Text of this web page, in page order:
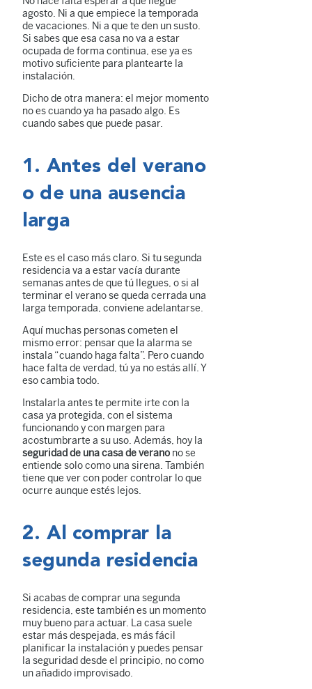
agosto. Ni a que empiece la temporada
de vacaciones. Ni a que te den un susto.
Si sabes que esa casa no va a estar
ocupada de forma continua, ese ya es
motivo suficiente para plantearte la
instalación.
Dicho de otra manera: el mejor momento
no es cuando ya ha pasado algo. Es
cuando sabes que puede pasar.
1. Antes del verano
o de una ausencia
larga
Este es el caso más claro. Si tu segunda
residencia va a estar vacía durante
semanas antes de que tú llegues, o si al
terminar el verano se queda cerrada una
larga temporada, conviene adelantarse.
Aquí muchas personas cometen el
mismo error: pensar que la alarma se
instala “cuando haga falta”. Pero cuando
hace falta de verdad, tú ya no estás allí. Y
eso cambia todo.
Instalarla antes te permite irte con la
casa ya protegida, con el sistema
funcionando y con margen para
acostumbrarte a su uso. Además, hoy la
seguridad de una casa de verano no se
entiende solo como una sirena. También
tiene que ver con poder controlar lo que
ocurre aunque estés lejos.
2. Al comprar la
segunda residencia
Si acabas de comprar una segunda
residencia, este también es un momento
muy bueno para actuar. La casa suele
estar más despejada, es más fácil
planificar la instalación y puedes pensar
la seguridad desde el principio, no como
un añadido improvisado.